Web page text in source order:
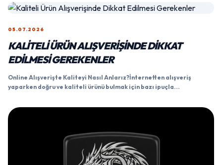
05.07.2026
KALITELI ÜRÜN ALIŞVERIŞINDE DIKKAT
EDILMESI GEREKENLER
Online Alışverişte Kaliteyi Nasıl Anlarız?İnternetten alışveriş
yaparken doğru ve kaliteli ürünü bulmak için bazı ipuçla...